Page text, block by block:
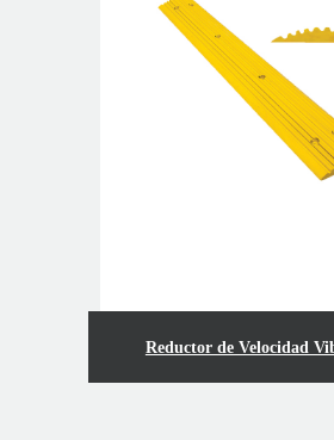
Reductor de Velocidad